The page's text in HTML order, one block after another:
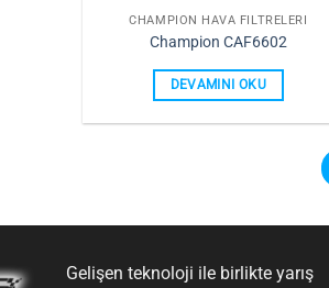
CHAMPION HAVA FILTRELERI
Champion CAF6602
DEVAMINI OKU
Gelişen teknoloji ile birlikte yarış